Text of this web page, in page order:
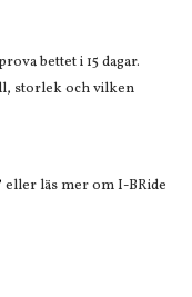
bettet i 15 dagar.
storlek och vilken
eller läs mer om I-BRide